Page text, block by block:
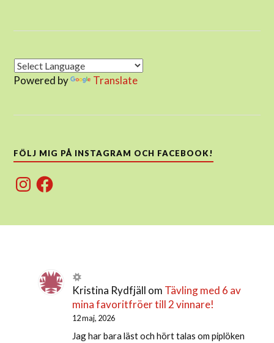
Powered by Translate
FÖLJ MIG PÅ INSTAGRAM OCH FACEBOOK!
InstagramFacebook
Kristina Rydfjäll om Tävling med 6 av
mina favoritfröer till 2 vinnare!
12 maj, 2026
Jag har bara läst och hört talas om piplöken